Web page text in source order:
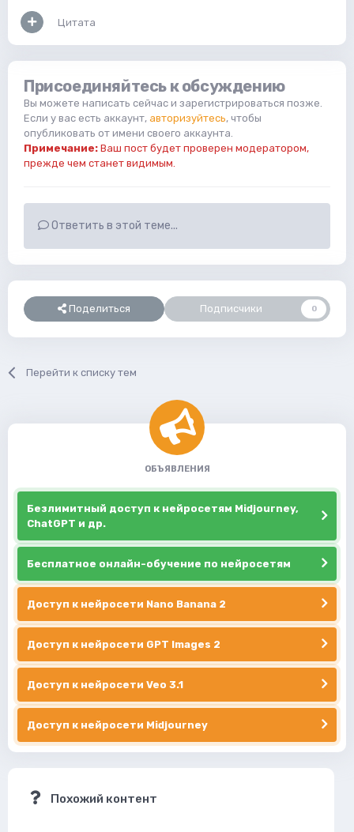
Цитата
Присоединяйтесь к обсуждению
Вы можете написать сейчас и зарегистрироваться позже.
Если у вас есть аккаунт, авторизуйтесь, чтобы
опубликовать от имени своего аккаунта.
Примечание: Ваш пост будет проверен модератором,
прежде чем станет видимым.
Ответить в этой теме...
Поделиться Подписчики 0
Перейти к списку тем
ОБЪЯВЛЕНИЯ
Безлимитный доступ к нейросетям Midjourney,
ChatGPT и др.
Бесплатное онлайн-обучение по нейросетям
Доступ к нейросети Nano Banana 2
Доступ к нейросети GPT Images 2
Доступ к нейросети Veo 3.1
Доступ к нейросети Midjourney
Похожий контент